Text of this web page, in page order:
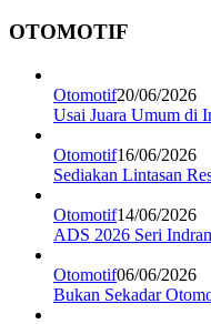
OTOMOTIF
Otomotif20/06/2026
Usai Juara Umum di
Otomotif16/06/2026
Sediakan Lintasan
Otomotif14/06/2026
ADS 2026 Seri
Otomotif06/06/2026
Bukan Sekadar